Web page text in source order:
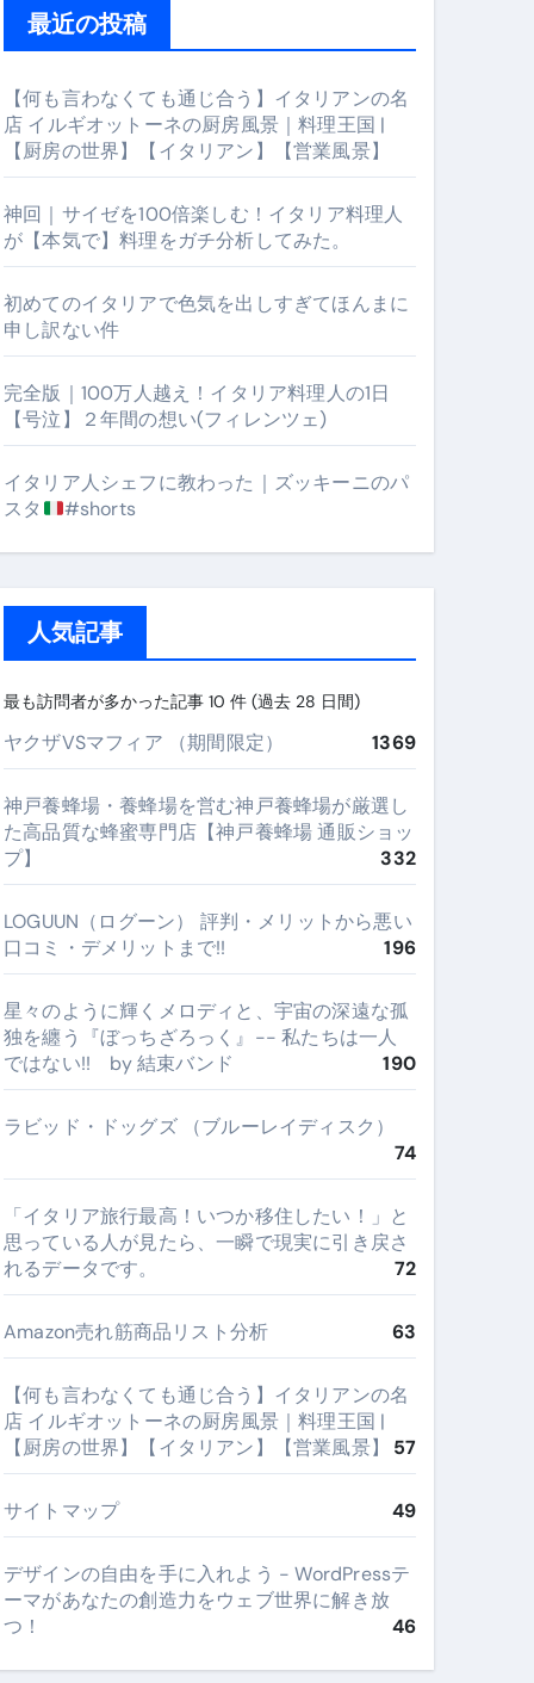
の世界】【イタリアン】【営業風景】
最近の投稿
【何も言わなくても通じ合う】イタリアンの名
店 イルギオットーネの厨房風景｜料理王国 |
【厨房の世界】【イタリアン】【営業風景】
神回｜サイゼを100倍楽しむ！イタリア料理人
が【本気で】料理をガチ分析してみた。
初めてのイタリアで色気を出しすぎてほんまに
申し訳ない件
完全版｜100万人越え！イタリア料理人の1日
【号泣】２年間の想い(フィレンツェ)
イタリア人シェフに教わった｜ズッキーニのパ
スタ
#shorts
人気記事
最も訪問者が多かった記事 10 件 (過去 28 日間)
ヤクザVSマフィア （期間限定） 1369
神戸養蜂場・養蜂場を営む神戸養蜂場が厳選し
た高品質な蜂蜜専門店【神戸養蜂場 通販ショッ
プ】
332
LOGUUN（ログーン） 評判・メリットから悪い
口コミ・デメリットまで!!
196
星々のように輝くメロディと、宇宙の深遠な孤
独を纏う『ぼっちざろっく』-- 私たちは一人
ではない!! by 結束バンド
190
ラビッド・ドッグズ （ブルーレイディスク）
74
​「イタリア旅行最高！いつか移住したい！」と
思っている人が見たら、一瞬で現実に引き戻さ
れるデータです。
72
Amazon売れ筋商品リスト分析 63
【何も言わなくても通じ合う】イタリアンの名
店 イルギオットーネの厨房風景｜料理王国 |
【厨房の世界】【イタリアン】【営業風景】
57
サイトマップ 49
デザインの自由を手に入れよう - WordPressテ
ーマがあなたの創造力をウェブ世界に解き放
つ！
46